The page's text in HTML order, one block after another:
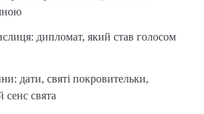
дипломат, який став голосом
дати, святі покровительки,
сенс свята